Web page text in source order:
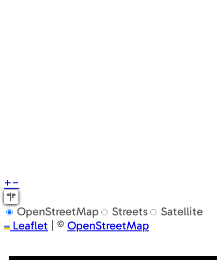
+−
OpenStreetMap Streets
Satellite
Leaflet | © OpenStreetMap